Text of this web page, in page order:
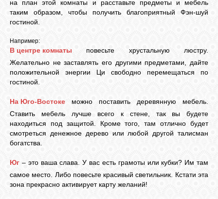
КАРТА
ЖЕЛАНИЙ
ФОРУМ
ЧАТ
УСПЕХ
на план этой комнаты и расставьте предметы и мебель
таким образом, чтобы получить благоприятный Фэн-шуй
гостиной.
Например:
В центре комнаты повесьте хрустальную люстру.
Желательно не заставлять его другими предметами, дайте
положительной энергии Ци свободно перемещаться по
гостиной.
На Юго-Востоке можно поставить деревянную мебель.
Ставить мебель лучше всего к стене, так вы будете
находиться под защитой. Кроме того, там отлично будет
смотреться денежное дерево или любой другой талисман
богатства.
Юг – это ваша слава. У вас есть грамоты или кубки? Им там
самое место. Либо повесьте красивый светильник. Кстати эта
зона прекрасно активирует карту желаний!